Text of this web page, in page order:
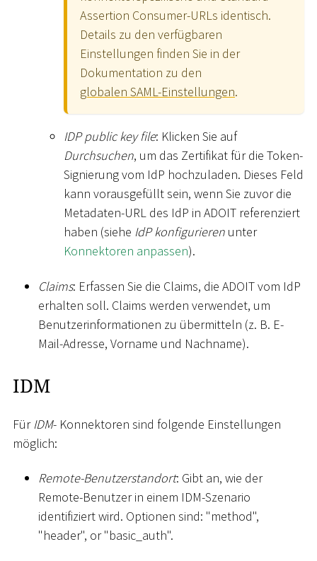
Assertion Consumer-URLs identisch.
Details zu den verfügbaren
Einstellungen finden Sie in der
Dokumentation zu den
globalen SAML-Einstellungen.
IDP public key file: Klicken Sie auf
Durchsuchen, um das Zertifikat für die Token-
Signierung vom IdP hochzuladen. Dieses Feld
kann vorausgefüllt sein, wenn Sie zuvor die
Metadaten-URL des IdP in ADOIT referenziert
haben (siehe IdP konfigurieren unter
Konnektoren anpassen).
Claims: Erfassen Sie die Claims, die ADOIT vom IdP
erhalten soll. Claims werden verwendet, um
Benutzerinformationen zu übermitteln (z. B. E-
Mail-Adresse, Vorname und Nachname).
IDM
Für IDM- Konnektoren sind folgende Einstellungen
möglich:
Remote-Benutzerstandort: Gibt an, wie der
Remote-Benutzer in einem IDM-Szenario
identifiziert wird. Optionen sind: "method",
"header", or "basic_auth".